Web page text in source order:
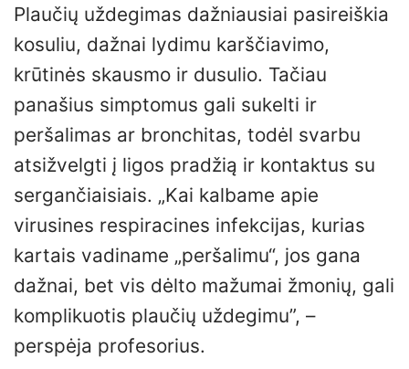
Plaučių uždegimas dažniausiai pasireiškia
kosuliu, dažnai lydimu karščiavimo,
krūtinės skausmo ir dusulio. Tačiau
panašius simptomus gali sukelti ir
peršalimas ar bronchitas, todėl svarbu
atsižvelgti į ligos pradžią ir kontaktus su
sergančiaisiais. „Kai kalbame apie
virusines respiracines infekcijas, kurias
kartais vadiname „peršalimu“, jos gana
dažnai, bet vis dėlto mažumai žmonių, gali
komplikuotis plaučių uždegimu”, –
perspėja profesorius.